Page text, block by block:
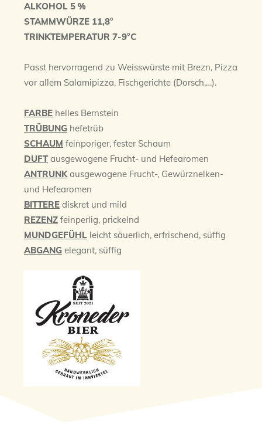
ALKOHOL 5 %
STAMMWÜRZE 11,8°
TRINKTEMPERATUR 7-9°C
Passt hervorragend zu Weisswürste mit Brezn, Pizza
vor allem Salamipizza, Fischgerichte (Dorsch,…).
FARBE helles Bernstein
TRÜBUNG hefetrüb
SCHAUM feinporiger, fester Schaum
DUFTausgewogene Frucht- und Hefearomen
ANTRUNKausgewogene Frucht-, Gewürznelken-
und Hefearomen
BITTERE diskret und mild
REZENZ feinperlig, prickelnd
MUNDGEFÜHL leicht säuerlich, erfrischend, süffig
ABGANG elegant, süffig